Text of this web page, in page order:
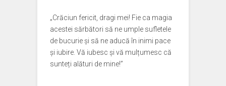
„Crăciun fericit, dragi mei! Fie ca magia
acestei sărbători să ne umple sufletele
de bucurie și să ne aducă în inimi pace
și iubire. Vă iubesc și vă mulțumesc că
sunteți alături de mine!”